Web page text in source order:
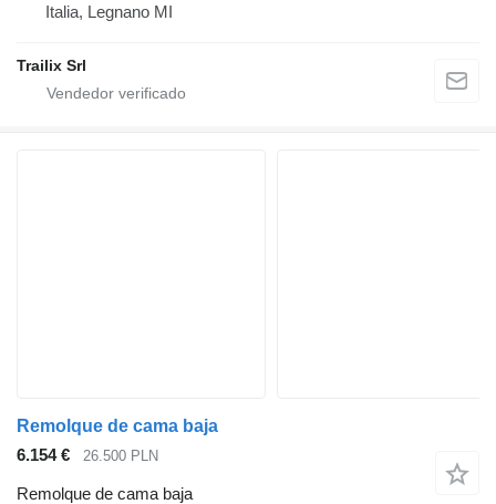
Italia, Legnano MI
Trailix Srl
Remolque de cama baja
6.154 €
26.500 PLN
Remolque de cama baja